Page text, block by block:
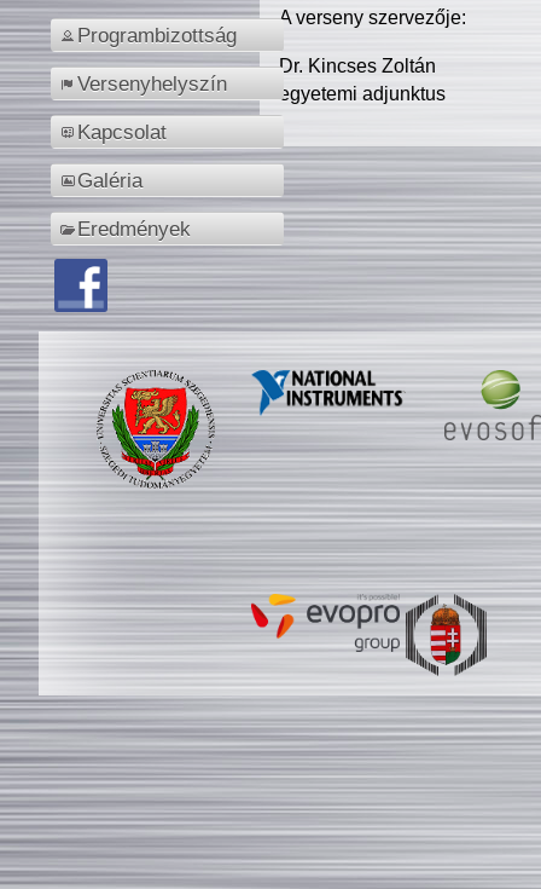
Programbizottság
Versenyhelyszín
Kapcsolat
Galéria
Eredmények
A verseny szervezője:
Dr. Kincses Zoltán
egyetemi adjunktus